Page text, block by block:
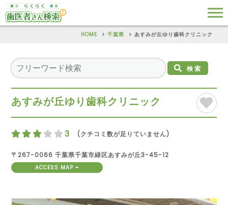
HOME 千葉県 あすみが丘ゆり歯科クリニック
検索
あすみが丘ゆり歯科クリニック
3 (クチコミ数が足りていません)
〒267-0066 千葉県千葉市緑区あすみが丘3-45-12
ACCESS MAP